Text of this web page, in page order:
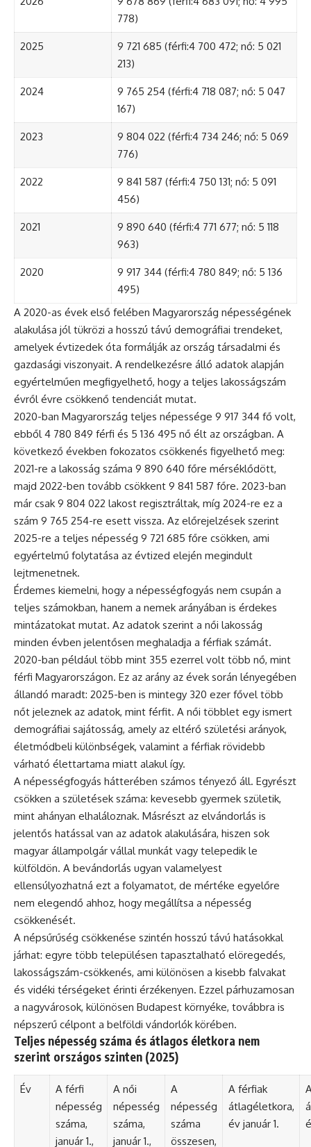
778)
2025
9 721 685 (férfi:4 700 472; nő: 5 021
213)
2024
9 765 254 (férfi:4 718 087; nő: 5 047
167)
2023
9 804 022 (férfi:4 734 246; nő: 5 069
776)
2022
9 841 587 (férfi:4 750 131; nő: 5 091
456)
2021
9 890 640 (férfi:4 771 677; nő: 5 118
963)
2020
9 917 344 (férfi:4 780 849; nő: 5 136
495)
A 2020-as évek első felében Magyarország népességének
alakulása jól tükrözi a hosszú távú demográfiai trendeket,
amelyek évtizedek óta formálják az ország társadalmi és
gazdasági viszonyait. A rendelkezésre álló adatok alapján
egyértelműen megfigyelhető, hogy a teljes lakosságszám
évről évre csökkenő tendenciát mutat.
2020-ban Magyarország teljes népessége 9 917 344 fő volt,
ebből 4 780 849 férfi és 5 136 495 nő élt az országban. A
következő években fokozatos csökkenés figyelhető meg:
2021-re a lakosság száma 9 890 640 főre mérséklődött,
majd 2022-ben tovább csökkent 9 841 587 főre. 2023-ban
már csak 9 804 022 lakost regisztráltak, míg 2024-re ez a
szám 9 765 254-re esett vissza. Az előrejelzések szerint
2025-re a teljes népesség 9 721 685 főre csökken, ami
egyértelmű folytatása az évtized elején megindult
lejtmenetnek.
Érdemes kiemelni, hogy a népességfogyás nem csupán a
teljes számokban, hanem a nemek arányában is érdekes
mintázatokat mutat. Az adatok szerint a női lakosság
minden évben jelentősen meghaladja a férfiak számát.
2020-ban például több mint 355 ezerrel volt több nő, mint
férfi Magyarországon. Ez az arány az évek során lényegében
állandó maradt: 2025-ben is mintegy 320 ezer fővel több
nőt jeleznek az adatok, mint férfit. A női többlet egy ismert
demográfiai sajátosság, amely az eltérő születési arányok,
életmódbeli különbségek, valamint a férfiak rövidebb
várható élettartama miatt alakul így.
A népességfogyás hátterében számos tényező áll. Egyrészt
csökken a születések száma: kevesebb gyermek születik,
mint ahányan elhaláloznak. Másrészt az elvándorlás is
jelentős hatással van az adatok alakulására, hiszen sok
magyar állampolgár vállal munkát vagy telepedik le
külföldön. A bevándorlás ugyan valamelyest
ellensúlyozhatná ezt a folyamatot, de mértéke egyelőre
nem elegendő ahhoz, hogy megállítsa a népesség
csökkenését.
A népsűrűség csökkenése szintén hosszú távú hatásokkal
járhat: egyre több településen tapasztalható elöregedés,
lakosságszám-csökkenés, ami különösen a kisebb falvakat
és vidéki térségeket érinti érzékenyen. Ezzel párhuzamosan
a nagyvárosok, különösen Budapest környéke, továbbra is
népszerű célpont a belföldi vándorlók körében.
Teljes népesség száma és átlagos életkora nem
szerint országos szinten (2025)
Év
A férfi
népesség
száma,
január 1.,
A női
népesség
száma,
január 1.,
A
népesség
száma
összesen,
A férfiak
átlagéletkora,
év január 1.